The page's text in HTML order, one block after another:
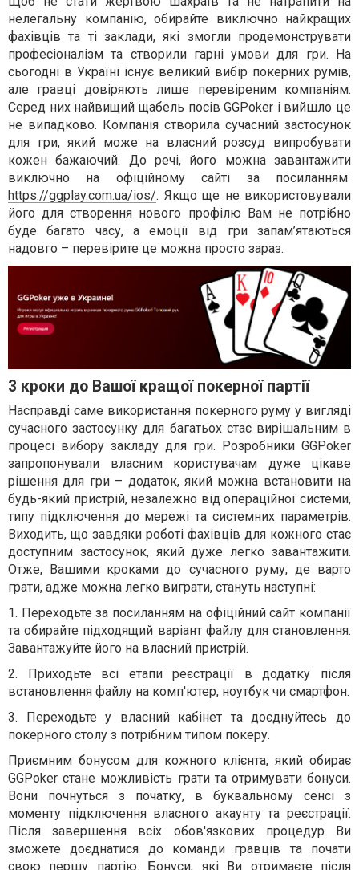
нелегальну компанію, обирайте виключно найкращих
фахівців та ті заклади, які змогли продемонструвати
професіоналізм та створили гарні умови для гри. На
сьогодні в Україні існує великий вибір покерних румів,
але гравці довіряють лише перевіреним компаніям.
Серед них найвищий щабель посів GGPoker і вийшло це
не випадково. Компанія створила сучасний застосунок
для гри, який може на власний розсуд випробувати
кожен бажаючий. До речі, його можна завантажити
виключно на офіційному сайті за посиланням
https://ggplay.com.ua/ios/. Якщо ще не використовували
його для створення нового профілю Вам не потрібно
буде багато часу, а емоції від гри запам’ятаються
надовго – перевірите це можна просто зараз.
3 кроки до Вашої кращої покерної партії
Насправді саме використання покерного руму у вигляді
сучасного застосунку для багатьох стає вирішальним в
процесі вибору закладу для гри. Розробники GGPoker
запропонували власним користувачам дуже цікаве
рішення для гри – додаток, який можна встановити на
будь-який пристрій, незалежно від операційної системи,
типу підключення до мережі та системних параметрів.
Виходить, що завдяки роботі фахівців для кожного стає
доступним застосунок, який дуже легко завантажити.
Отже, Вашими кроками до сучасного руму, де варто
грати, адже можна легко виграти, стануть наступні:
1. Переходьте за посиланням на офіційний сайт компанії
та обирайте підходящий варіант файлу для становлення.
Завантажуйте його на власний пристрій.
2. Приходьте всі етапи реєстрації в додатку після
встановлення файлу на комп'ютер, ноутбук чи смартфон.
3. Переходьте у власний кабінет та доєднуйтесь до
покерного столу з потрібним типом покеру.
Приємним бонусом для кожного клієнта, який обирає
GGPoker стане можливість грати та отримувати бонуси.
Вони почнуться з початку, в буквальному сенсі з
моменту підключення власного акаунту та реєстрації.
Після завершення всіх обов'язкових процедур Ви
зможете доєднатися до команди гравців та почати
свою першу партію. Бонуси, які Ви отримаєте після